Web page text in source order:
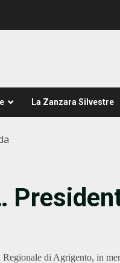
La Zanzara Silvestre
di Agrigento, in